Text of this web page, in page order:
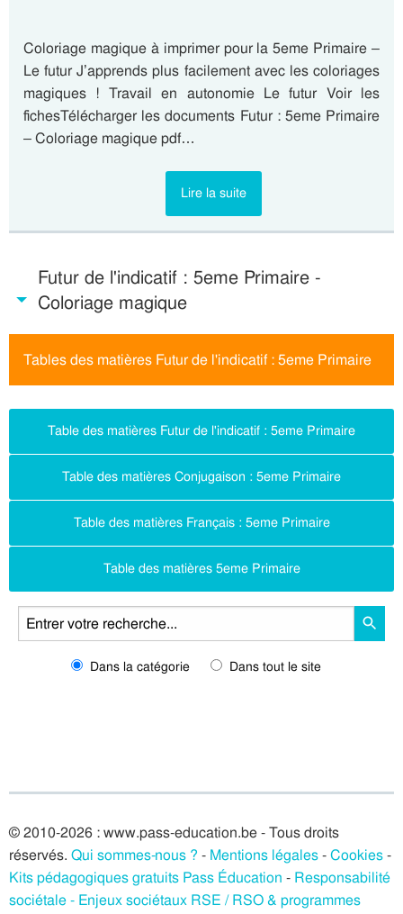
Coloriage magique à imprimer pour la 5eme Primaire –
Le futur J’apprends plus facilement avec les coloriages
magiques ! Travail en autonomie Le futur Voir les
fichesTélécharger les documents Futur : 5eme Primaire
– Coloriage magique pdf…
Lire la suite
Futur de l'indicatif : 5eme Primaire -
Coloriage magique
Tables des matières Futur de l'indicatif : 5eme Primaire
Table des matières Futur de l'indicatif : 5eme Primaire
Table des matières Conjugaison : 5eme Primaire
Table des matières Français : 5eme Primaire
Table des matières 5eme Primaire
Dans la catégorie Dans tout le site
© 2010-2026 : www.pass-education.be - Tous droits
réservés. Qui sommes-nous ? - Mentions légales-Cookies-
Kits pédagogiques gratuits Pass Éducation - Responsabilité
sociétale - Enjeux sociétaux RSE / RSO & programmes